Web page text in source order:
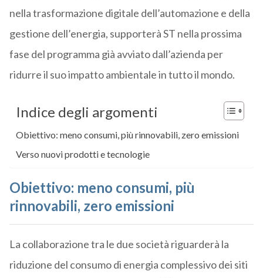
nella trasformazione digitale dell’automazione e della
gestione dell’energia, supporterà ST nella prossima
fase del programma già avviato dall’azienda per
ridurre il suo impatto ambientale in tutto il mondo.
Indice degli argomenti
Obiettivo: meno consumi, più rinnovabili, zero emissioni
Verso nuovi prodotti e tecnologie
Obiettivo: meno consumi, più
rinnovabili, zero emissioni
La collaborazione tra le due società riguarderà la
riduzione del consumo di energia complessivo dei siti